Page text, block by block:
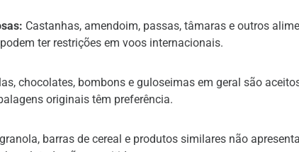
Castanhas, amendoim, passas, tâmaras e outros
ter restrições em voos internacionais.
chocolates, bombons e guloseimas em geral são
originais têm preferência.
barras de cereal e produtos similares não